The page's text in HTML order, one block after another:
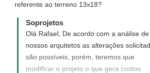
referente ao terreno 13x18?
Soprojetos
Olá Rafael, De acordo com a análise de
nossos arquitetos as alterações
são possíveis, porém, teremos que
modificar o projeto o que gera custos